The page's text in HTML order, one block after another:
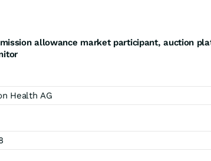
allowance market participant, auction
Health AG